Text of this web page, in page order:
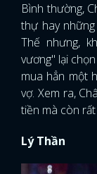
Bình thường,
thự hay
Thế nhưng,
vương" lại
mua hẳn một
vợ. Xem ra,
tiền mà còn
Lý Thần